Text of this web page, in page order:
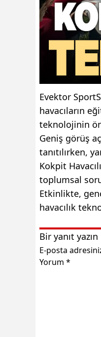
Evektor
havacıların
teknolojinin
Geniş görüş
tanıtılırken,
Kokpit
toplumsal
Etkinlikte,
havacılık
Bir yanıt yazın
E-posta
Yorum *